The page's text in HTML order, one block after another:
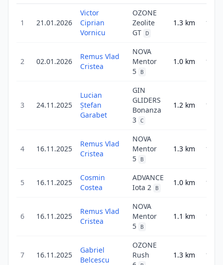
1 21.01.2026
Victor
Ciprian
Vornicu
OZONE
Zeolite
GT
D
1.3 km 1.3
2 02.01.2026
Remus Vlad
Cristea
NOVA
Mentor
5
B
1.0 km 1.0
3 24.11.2025
Lucian
Ștefan
Garabet
GIN
GLIDERS
Bonanza
3 C
1.2 km 1.9
4 16.11.2025
Remus Vlad
Cristea
NOVA
Mentor
5
B
1.3 km 1.3
5 16.11.2025
Cosmin
Costea
ADVANCE
Iota 2
B
1.0 km 1.6
6 16.11.2025
Remus Vlad
Cristea
NOVA
Mentor
5
B
1.1 km 1.1
7 16.11.2025
Gabriel
Belcescu
OZONE
Rush
1.3 km 1.3